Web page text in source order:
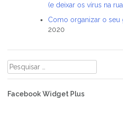
(e deixar os vírus na
Como organizar o seu
2020
Pesquisar
por:
Facebook Widget Plus